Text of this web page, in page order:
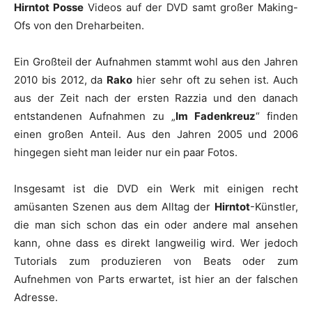
Hirntot Posse Videos auf der DVD samt großer Making-
Ofs von den Dreharbeiten.
Ein Großteil der Aufnahmen stammt wohl aus den Jahren
2010 bis 2012, da Rako hier sehr oft zu sehen ist. Auch
aus der Zeit nach der ersten Razzia und den danach
entstandenen Aufnahmen zu „Im Fadenkreuz“ finden
einen großen Anteil. Aus den Jahren 2005 und 2006
hingegen sieht man leider nur ein paar Fotos.
Insgesamt ist die DVD ein Werk mit einigen recht
amüsanten Szenen aus dem Alltag der Hirntot-Künstler,
die man sich schon das ein oder andere mal ansehen
kann, ohne dass es direkt langweilig wird. Wer jedoch
Tutorials zum produzieren von Beats oder zum
Aufnehmen von Parts erwartet, ist hier an der falschen
Adresse.